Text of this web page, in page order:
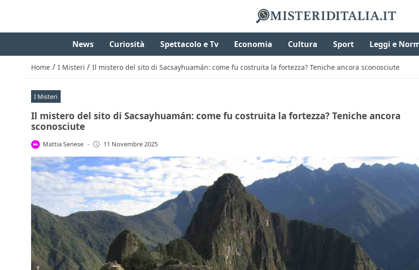
News Curiosità Spettacolo e Tv Economia Cultura Sport Leggi e
Home / I Misteri / Il mistero del sito di Sacsayhuamán: come fu costruita la fortezza? Teniche ancora sconosciute
I Misteri
Il mistero del sito di Sacsayhuamán: come fu costruita la fortezza? Teniche ancora
sconosciute
Mattia Senese - 11 Novembre 2025